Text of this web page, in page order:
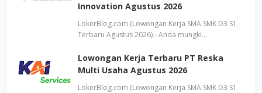
Innovation Agustus 2026
LokerBlog.com (Lowongan Kerja SMA SMK D3 S1
Terbaru Agustus 2026) - Anda mungki…
Lowongan Kerja Terbaru PT Reska
Multi Usaha Agustus 2026
LokerBlog.com (Lowongan Kerja SMA SMK D3 S1